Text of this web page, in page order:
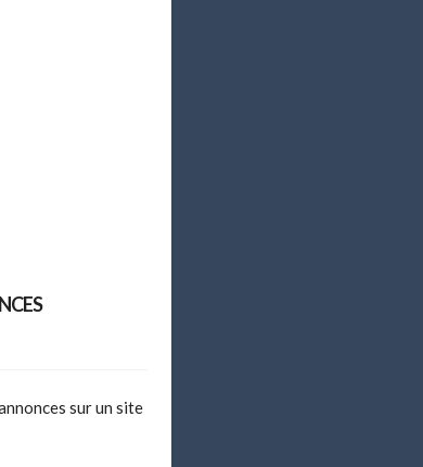
sur un site